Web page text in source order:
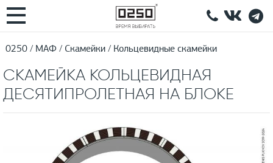
0250 МАФ Скамейки Кольцевидные скамейки
СКАМЕЙКА КОЛЬЦЕВИДНАЯ
ДЕСЯТИПРОЛЕТНАЯ НА БЛОКЕ